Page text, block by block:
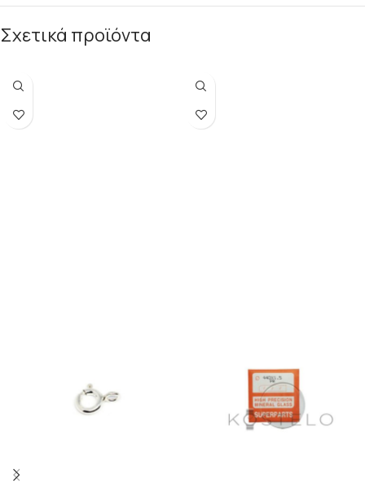
Σχετικά προϊόντα